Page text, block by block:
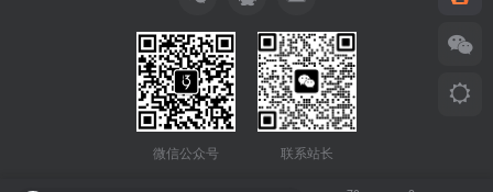
微信公众号 联系站长